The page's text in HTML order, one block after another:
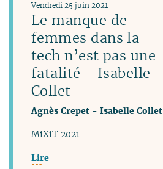
Le manque de
femmes dans la
tech n’est pas une
fatalité - Isabelle
Collet
Vendredi 25 juin 2021
Agnès Crepet -Isabelle Collet
MiXiT 2021
Lire